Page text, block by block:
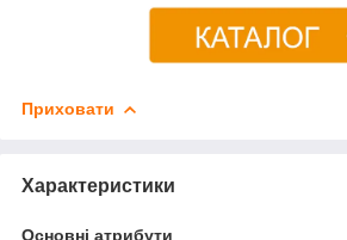
Приховати
Характеристики
Основні атрибути